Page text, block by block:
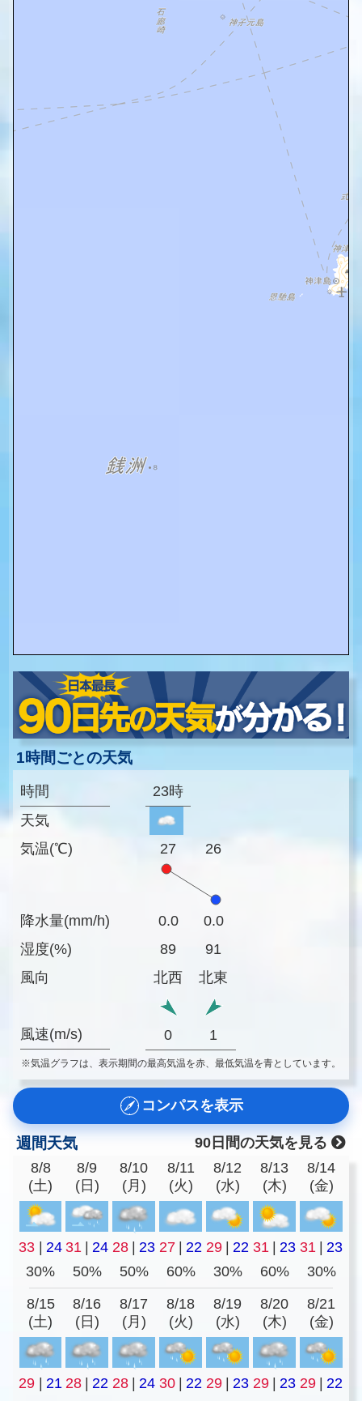
1時間ごとの天気
時間
天気
気温(℃)
降水量(mm/h)
湿度(%)
風向
風速(m/s)
23時
27 26
0.0
0.0
89
91
北西
北東
0 1
※気温グラフは、表示期間の最高気温を赤、最低気温を青としています。
コンパスを表示
週間天気
90日間の天気を見る
8/8
(土)
8/9
(日)
8/10
(月)
8/11
(火)
8/12
(水)
8/13
(木)
8/14
(金)
33 | 24 31 | 24 28 | 23 27 | 22 29 | 22 31 | 23 31 | 23
30%
50% 50% 60% 30% 60% 30%
8/15
(土)
8/16
(日)
8/17
(月)
8/18
(火)
8/19
(水)
8/20
(木)
8/21
(金)
29 21 28 22 28 24 30 22 29 23 29 23 29
22